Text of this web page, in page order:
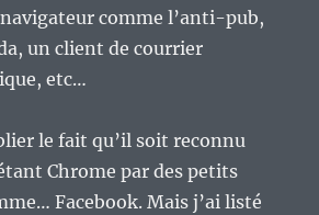
comme l’anti-pub,
un client de courrier
etc…
le fait qu’il soit reconnu
Chrome par des petits
Facebook. Mais j’ai listé